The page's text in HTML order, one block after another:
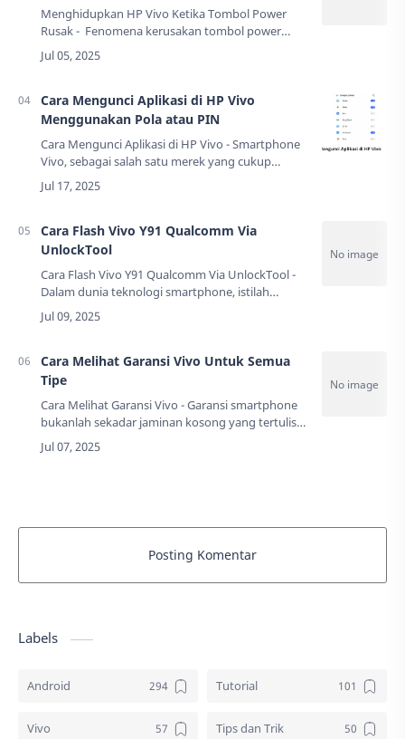
Menghidupkan HP Vivo Ketika Tombol Power
Rusak - Fenomena kerusakan tombol power
pada smartphone bukanlah hal yang asing lagi di
telinga kita. Berdasarkan data dari berbagai …
Cara Mengunci Aplikasi di HP Vivo
Menggunakan Pola atau PIN
Cara Mengunci Aplikasi di HP Vivo - Smartphone
Vivo, sebagai salah satu merek yang cukup
populer di Indonesia, memahami betul
kebutuhan pengguna akan privasi digital. Mereka
Cara Flash Vivo Y91 Qualcomm Via
UnlockTool
Cara Flash Vivo Y91 Qualcomm Via UnlockTool -
Dalam dunia teknologi smartphone, istilah
"flashing" bukanlah hal yang asing lagi. Proses ini
ibarat memberikan nafas baru kepada…
Cara Melihat Garansi Vivo Untuk Semua
Tipe
Cara Melihat Garansi Vivo - Garansi smartphone
bukanlah sekadar jaminan kosong yang tertulis
di kertas. Ini adalah perlindungan nyata yang
dapat menghemat ratusan ribu hingga jutaa…
Posting Komentar
Labels
Android Tutorial
Vivo Tips dan Trik